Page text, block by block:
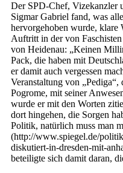
Der SPD-Chef, Vizekanzler
Sigmar Gabriel fand, was
hervorgehoben wurde, klare
Auftritt in der von
von Heidenau: „Keinen
Pack, die haben mit
er damit auch vergessen
Veranstaltung von
Pogrome, mit seiner
wurde er mit den Worten
dort hingehen, die Sorgen
Politik, natürlich muss man
(http://www.spiegel.de/
diskutiert-in-dresden-mit-
beteiligte sich damit daran,